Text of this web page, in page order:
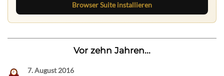
Browser Suite installieren
Vor zehn Jahren...
7. August 2016